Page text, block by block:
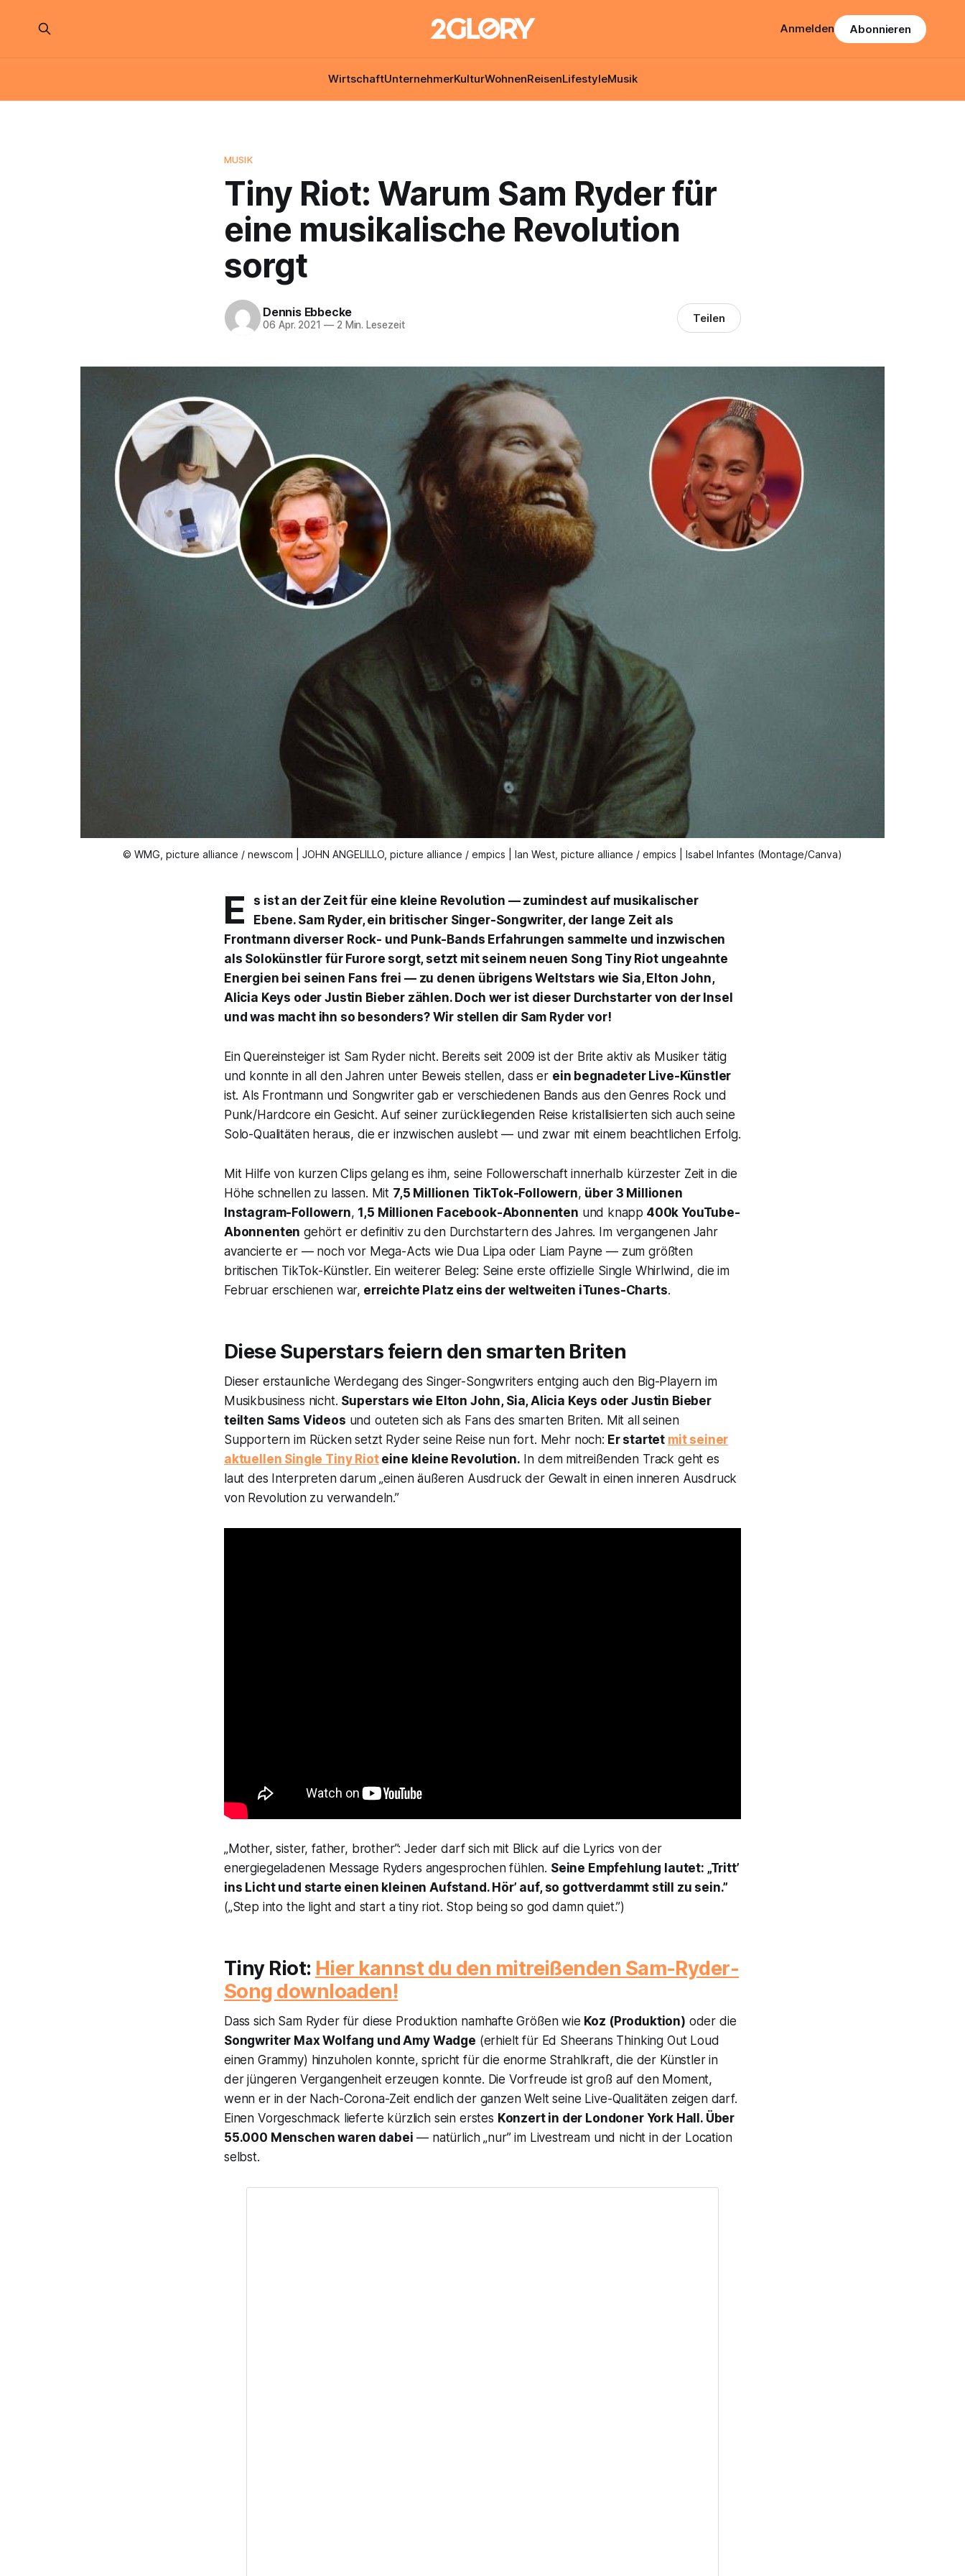
WirtschaftUnternehmerKulturWohnenReisenLifestyleMusik
Anmelden Abonnieren
MUSIK
Tiny Riot: Warum Sam Ryder für
eine musikalische Revolution
sorgt
Dennis Ebbecke
06 Apr. 2021 —2 Min. Lesezeit Teilen
© WMG, picture alliance / newscom | JOHN ANGELILLO, picture alliance / empics | Ian West, picture alliance / empics | Isabel Infantes (Montage/Canva)
E
s ist an der Zeit für eine kleine Revolution — zumindest auf musikalischer
Ebene. Sam Ryder, ein britischer Singer-Songwriter, der lange Zeit als
Frontmann diverser Rock- und Punk-Bands Erfahrungen sammelte und inzwischen
als Solokünstler für Furore sorgt, setzt mit seinem neuen Song Tiny Riotungeahnte
Energien bei seinen Fans frei — zu denen übrigens Weltstars wie Sia, Elton John,
Alicia Keys oder Justin Bieber zählen. Doch wer ist dieser Durchstarter von der Insel
und was macht ihn so besonders? Wir stellen dir Sam Ryder vor!
Ein Quereinsteiger ist Sam Ryder nicht. Bereits seit 2009 ist der Brite aktiv als Musiker tätig
und konnte in all den Jahren unter Beweis stellen, dass er ein begnadeter Live-Künstler
ist. Als Frontmann und Songwriter gab er verschiedenen Bands aus den Genres Rock und
Punk/Hardcore ein Gesicht. Auf seiner zurückliegenden Reise kristallisierten sich auch seine
Solo-Qualitäten heraus, die er inzwischen auslebt — und zwar mit einem beachtlichen Erfolg.
Mit Hilfe von kurzen Clips gelang es ihm, seine Followerschaft innerhalb kürzester Zeit in die
Höhe schnellen zu lassen. Mit 7,5 Millionen TikTok-Followern, über 3 Millionen
Instagram-Followern, 1,5 Millionen Facebook-Abonnenten und knapp 400k YouTube-
Abonnenten gehört er definitiv zu den Durchstartern des Jahres. Im vergangenen Jahr
avancierte er — noch vor Mega-Acts wie Dua Lipa oder Liam Payne — zum größten
britischen TikTok-Künstler. Ein weiterer Beleg: Seine erste offizielle Single Whirlwind , die im
Februar erschienen war, erreichte Platz eins der weltweiten iTunes-Charts.
Diese Superstars feiern den smarten Briten
Dieser erstaunliche Werdegang des Singer-Songwriters entging auch den Big-Playern im
Musikbusiness nicht. Superstars wie Elton John, Sia, Alicia Keys oder Justin Bieber
teilten Sams Videos und outeten sich als Fans des smarten Briten. Mit all seinen
Supportern im Rücken setzt Ryder seine Reise nun fort. Mehr noch: Er startet mit seiner
aktuellen Single Tiny Rioteine kleine Revolution. In dem mitreißenden Track geht es
laut des Interpreten darum „einen äußeren Ausdruck der Gewalt in einen inneren Ausdruck
von Revolution zu verwandeln.”
„Mother, sister, father, brother”: Jeder darf sich mit Blick auf die Lyrics von der
energiegeladenen Message Ryders angesprochen fühlen. Seine Empfehlung lautet: „Tritt’
ins Licht und starte einen kleinen Aufstand. Hör’ auf, so gottverdammt still zu sein.”
(„Step into the light and start a tiny riot. Stop being so god damn quiet.”)
Tiny Riot: Hier kannst du den mitreißenden Sam-Ryder-
Song downloaden!
Dass sich Sam Ryder für diese Produktion namhafte Größen wie Koz (Produktion) oder die
Songwriter Max Wolfang und Amy Wadge (erhielt für Ed Sheerans Thinking Out Loud
einen Grammy) hinzuholen konnte, spricht für die enorme Strahlkraft, die der Künstler in
der jüngeren Vergangenheit erzeugen konnte. Die Vorfreude ist groß auf den Moment,
wenn er in der Nach-Corona-Zeit endlich der ganzen Welt seine Live-Qualitäten zeigen darf.
Einen Vorgeschmack lieferte kürzlich sein erstes Konzert in der Londoner York Hall. Über
55.000 Menschen waren dabei — natürlich „nur” im Livestream und nicht in der Location
selbst.